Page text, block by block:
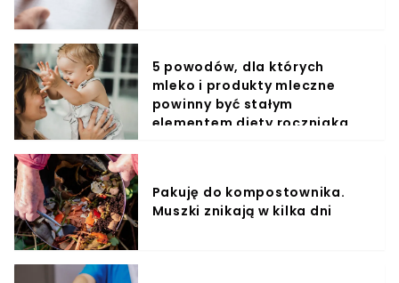
5 powodów, dla których
mleko i produkty mleczne
powinny być stałym
elementem diety roczniaka
Pakuję do kompostownika.
Muszki znikają w kilka dni